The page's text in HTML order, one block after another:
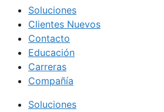
Soluciones
Clientes Nuevos
Contacto
Educación
Carreras
Compañía
Soluciones